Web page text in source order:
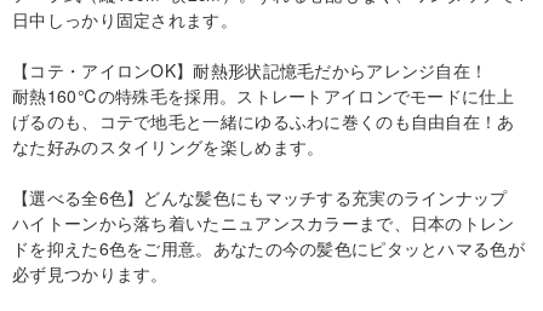
日中しっかり固定されます。
【コテ・アイロンOK】耐熱形状記憶毛だからアレンジ自在！
耐熱160℃の特殊毛を採用。ストレートアイロンでモードに仕上
げるのも、コテで地毛と一緒にゆるふわに巻くのも自由自在！あ
なた好みのスタイリングを楽しめます。
【選べる全6色】どんな髪色にもマッチする充実のラインナップ
ハイトーンから落ち着いたニュアンスカラーまで、日本のトレン
ドを抑えた6色をご用意。あなたの今の髪色にピタッとハマる色が
必ず見つかります。